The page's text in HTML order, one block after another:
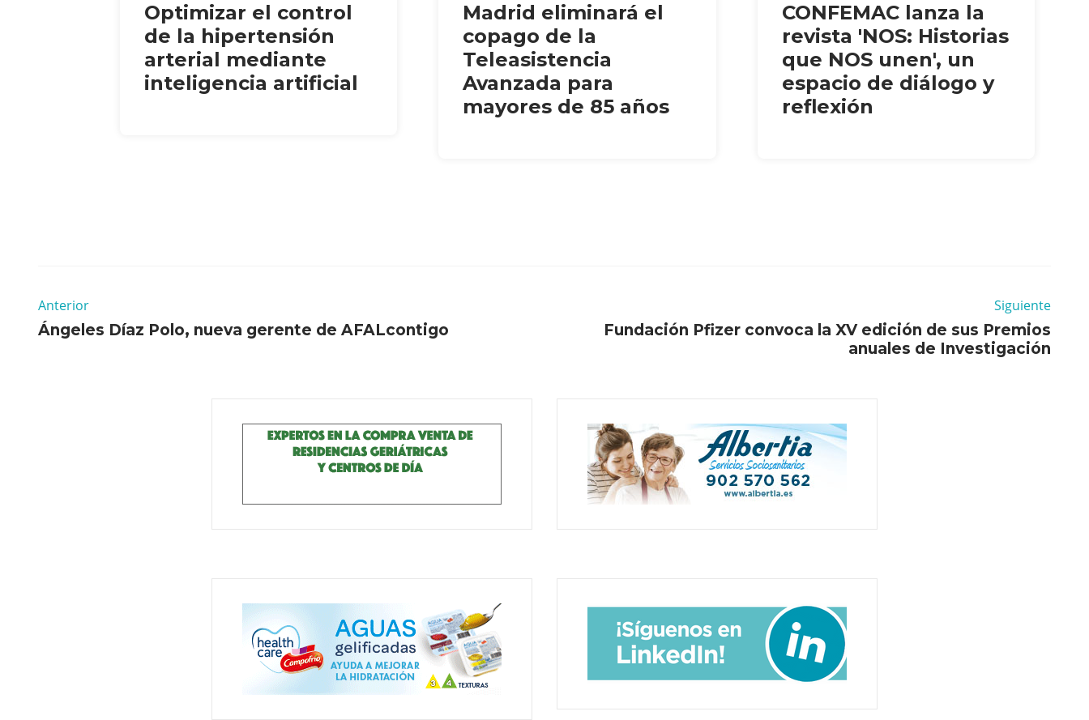
Optimizar el control
de la hipertensión
arterial mediante
inteligencia artificial
Madrid eliminará el
copago de la
Teleasistencia
Avanzada para
mayores de 85 años
CONFEMAC lanza la
revista 'NOS: Historias
que NOS unen', un
espacio de diálogo y
reflexión
Anterior
Ángeles Díaz Polo, nueva gerente de AFALcontigo
Siguiente
Fundación Pfizer convoca la XV edición de sus Premios
anuales de Investigación